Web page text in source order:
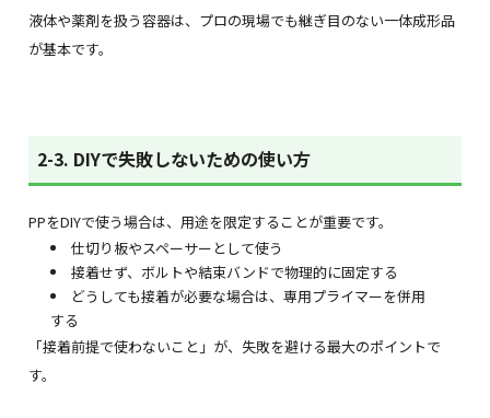
液体や薬剤を扱う容器は、プロの現場でも継ぎ目のない一体成形品
が基本です。
2-3. DIYで失敗しないための使い方
PPをDIYで使う場合は、用途を限定することが重要です。
仕切り板やスペーサーとして使う
接着せず、ボルトや結束バンドで物理的に固定する
どうしても接着が必要な場合は、専用プライマーを併用
する
「接着前提で使わないこと」が、失敗を避ける最大のポイントで
す。